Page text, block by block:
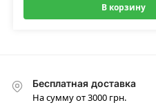
В корзину
Бесплатная доставка
На сумму от 3000 грн.